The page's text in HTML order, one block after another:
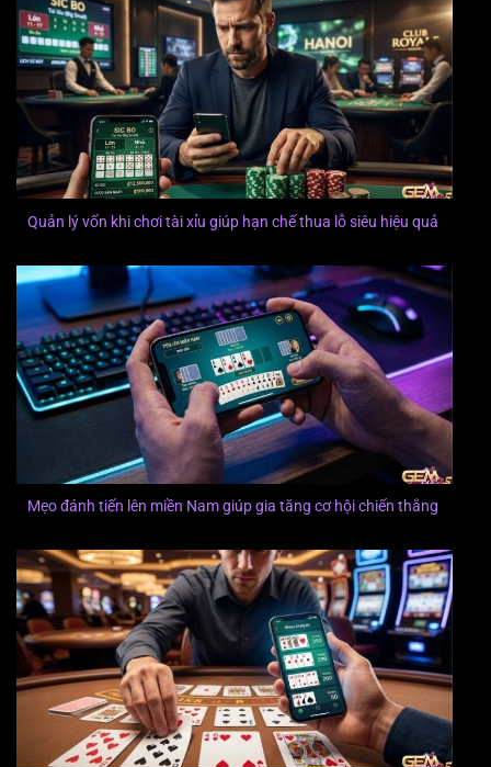
Quản lý vốn khi chơi tài xỉu giúp hạn chế thua lỗ siêu hiệu quả
Mẹo đánh tiến lên miền Nam giúp gia tăng cơ hội chiến thắng